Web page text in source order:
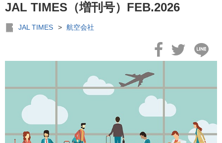
JAL TIMES（増刊号）FEB.2026
JAL TIMES > 航空会社
2026年07月14日
2026年06月15日
JAL TIMES（第5号増刊号）JUN.2026